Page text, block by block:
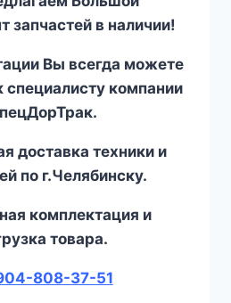
запчастей в наличии!
Вы всегда можете
специалисту компании
доставка техники и
по г.Челябинску.
комплектация и
товара.
808-37-51